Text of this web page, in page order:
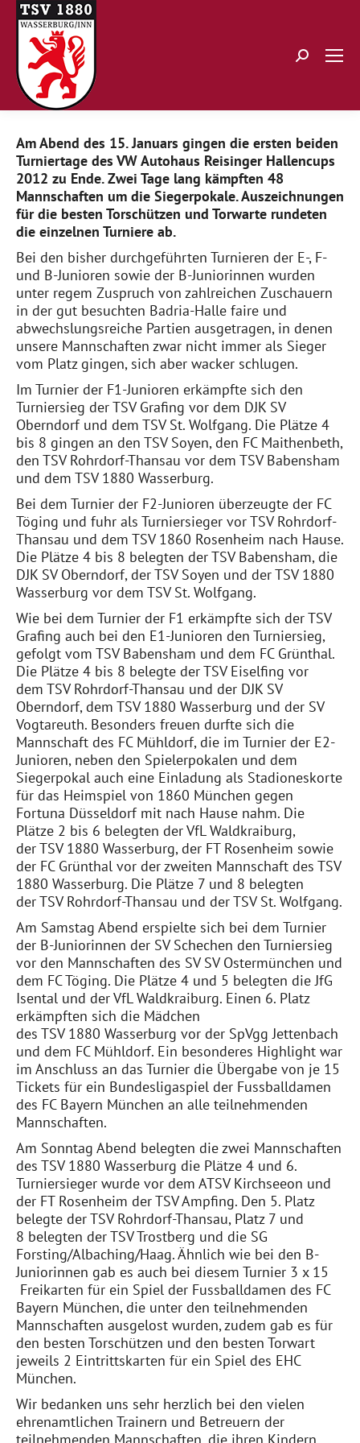
Search:
Am Abend des 15. Januars gingen die ersten beiden
Turniertage des VW Autohaus Reisinger Hallencups
2012 zu Ende. Zwei Tage lang kämpften 48
Mannschaften um die Siegerpokale. Auszeichnungen
für die besten Torschützen und Torwarte rundeten
die einzelnen Turniere ab.
Bei den bisher durchgeführten Turnieren der E-, F-
und B-Junioren sowie der B-Juniorinnen wurden
unter regem Zuspruch von zahlreichen Zuschauern
in der gut besuchten Badria-Halle faire und
abwechslungsreiche Partien ausgetragen, in denen
unsere Mannschaften zwar nicht immer als Sieger
vom Platz gingen, sich aber wacker schlugen.
Im Turnier der F1-Junioren erkämpfte sich den
Turniersieg der TSV Grafing vor dem DJK SV
Oberndorf und dem TSV St. Wolfgang. Die Plätze 4
bis 8 gingen an den TSV Soyen, den FC Maithenbeth,
den TSV Rohrdorf-Thansau vor dem TSV Babensham
und dem TSV 1880 Wasserburg.
Bei dem Turnier der F2-Junioren überzeugte der FC
Töging und fuhr als Turniersieger vor TSV Rohrdorf-
Thansau und dem TSV 1860 Rosenheim nach Hause.
Die Plätze 4 bis 8 belegten der TSV Babensham, die
DJK SV Oberndorf, der TSV Soyen und der TSV 1880
Wasserburg vor dem TSV St. Wolfgang.
Wie bei dem Turnier der F1 erkämpfte sich der TSV
Grafing auch bei den E1-Junioren den Turniersieg,
gefolgt vom TSV Babensham und dem FC Grünthal.
Die Plätze 4 bis 8 belegte der TSV Eiselfing vor
dem TSV Rohrdorf-Thansau und der DJK SV
Oberndorf, dem TSV 1880 Wasserburg und der SV
Vogtareuth. Besonders freuen durfte sich die
Mannschaft des FC Mühldorf, die im Turnier der E2-
Junioren, neben den Spielerpokalen und dem
Siegerpokal auch eine Einladung als Stadioneskorte
für das Heimspiel von 1860 München gegen
Fortuna Düsseldorf mit nach Hause nahm. Die
Plätze 2 bis 6 belegten der VfL Waldkraiburg,
der TSV 1880 Wasserburg, der FT Rosenheim sowie
der FC Grünthal vor der zweiten Mannschaft des TSV
1880 Wasserburg. Die Plätze 7 und 8 belegten
der TSV Rohrdorf-Thansau und der TSV St. Wolfgang.
Am Samstag Abend erspielte sich bei dem Turnier
der B-Juniorinnen der SV Schechen den Turniersieg
vor den Mannschaften des SV SV Ostermünchen und
dem FC Töging. Die Plätze 4 und 5 belegten die JfG
Isental und der VfL Waldkraiburg. Einen 6. Platz
erkämpften sich die Mädchen
des TSV 1880 Wasserburg vor der SpVgg Jettenbach
und dem FC Mühldorf. Ein besonderes Highlight war
im Anschluss an das Turnier die Übergabe von je 15
Tickets für ein Bundesligaspiel der Fussballdamen
des FC Bayern München an alle teilnehmenden
Mannschaften.
Am Sonntag Abend belegten die zwei Mannschaften
des TSV 1880 Wasserburg die Plätze 4 und 6.
Turniersieger wurde vor dem ATSV Kirchseeon und
der FT Rosenheim der TSV Ampfing. Den 5. Platz
belegte der TSV Rohrdorf-Thansau, Platz 7 und
8 belegten der TSV Trostberg und die SG
Forsting/Albaching/Haag. Ähnlich wie bei den B-
Juniorinnen gab es auch bei diesem Turnier 3 x 15
Freikarten für ein Spiel der Fussballdamen des FC
Bayern München, die unter den teilnehmenden
Mannschaften ausgelost wurden, zudem gab es für
den besten Torschützen und den besten Torwart
jeweils 2 Eintrittskarten für ein Spiel des EHC
München.
Wir bedanken uns sehr herzlich bei den vielen
ehrenamtlichen Trainern und Betreuern der